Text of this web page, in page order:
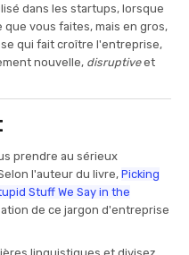
dans les startups, lorsque
vous faites, mais en gros,
qui fait croître l'entreprise,
nouvelle, disruptiveet
prendre au sérieux
l'auteur du livre,Picking
Stuff We Say in the
de ce jargon d'entreprise